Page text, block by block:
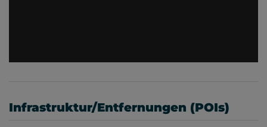
Infrastruktur/Entfernungen (POIs)